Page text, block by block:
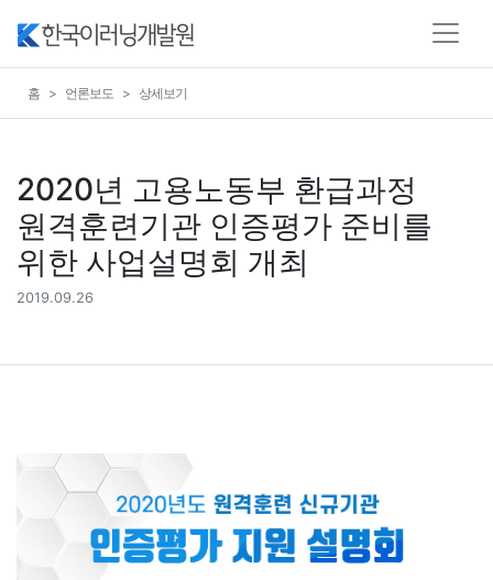
홈 언론보도 상세보기
2020년 고용노동부 환급과정
원격훈련기관 인증평가 준비를
위한 사업설명회 개최
2019.09.26